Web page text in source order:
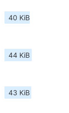
40 KiB
44 KiB
43 KiB